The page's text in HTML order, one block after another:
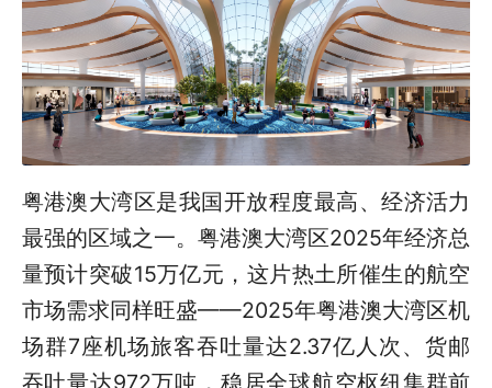
粤港澳大湾区是我国开放程度最高、经济活力
最强的区域之一。粤港澳大湾区2025年经济总
量预计突破15万亿元，这片热土所催生的航空
市场需求同样旺盛——2025年粤港澳大湾区机
场群7座机场旅客吞吐量达2.37亿人次、货邮